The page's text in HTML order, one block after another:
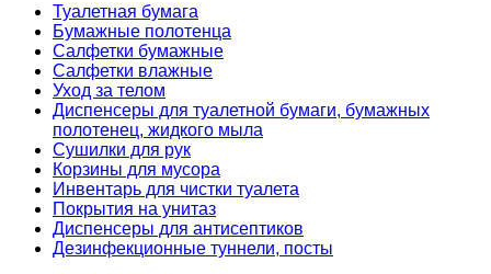
Туалетная бумага
Бумажные полотенца
Салфетки бумажные
Салфетки влажные
Уход за телом
Диспенсеры для туалетной бумаги, бумажных
полотенец, жидкого мыла
Сушилки для рук
Корзины для мусора
Инвентарь для чистки туалета
Покрытия на унитаз
Диспенсеры для антисептиков
Дезинфекционные туннели, посты